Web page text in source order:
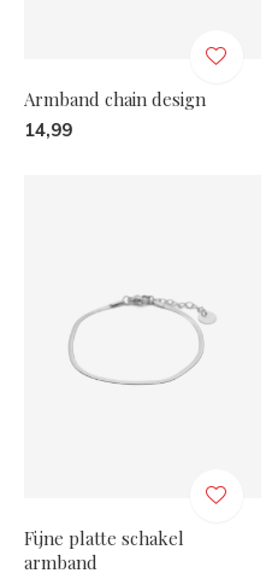
Armband chain design
14,99
Fijne platte schakel
armband